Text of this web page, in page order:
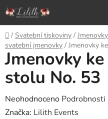
Přejít
na
obsah
Domů
/ Svatební tiskoviny /
svatební jmenovky / Jmenovky
Jmenovky
stolu No. 53
Průměrné
hodnocení
Neohodnoceno Podrobnosti
Značka: Lilith Events